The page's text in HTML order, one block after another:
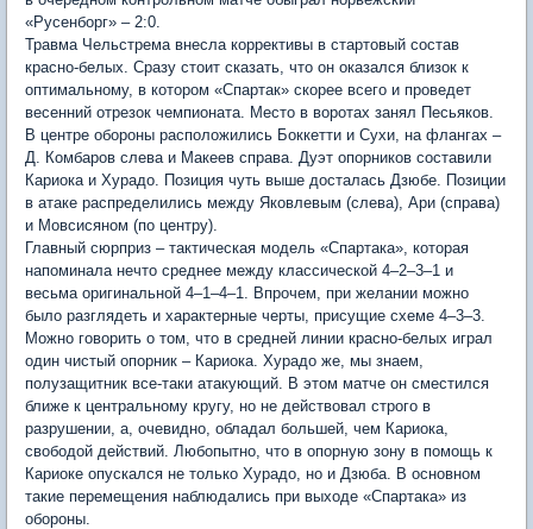
«Русенборг» – 2:0.
Травма Чельстрема внесла коррективы в стартовый состав
красно-белых. Сразу стоит сказать, что он оказался близок к
оптимальному, в котором «Спартак» скорее всего и проведет
весенний отрезок чемпионата. Место в воротах занял Песьяков.
В центре обороны расположились Боккетти и Сухи, на флангах –
Д. Комбаров слева и Макеев справа. Дуэт опорников составили
Кариока и Хурадо. Позиция чуть выше досталась Дзюбе. Позиции
в атаке распределились между Яковлевым (слева), Ари (справа)
и Мовсисяном (по центру).
Главный сюрприз – тактическая модель «Спартака», которая
напоминала нечто среднее между классической 4–2–3–1 и
весьма оригинальной 4–1–4–1. Впрочем, при желании можно
было разглядеть и характерные черты, присущие схеме 4–3–3.
Можно говорить о том, что в средней линии красно-белых играл
один чистый опорник – Кариока. Хурадо же, мы знаем,
полузащитник все-таки атакующий. В этом матче он сместился
ближе к центральному кругу, но не действовал строго в
разрушении, а, очевидно, обладал большей, чем Кариока,
свободой действий. Любопытно, что в опорную зону в помощь к
Кариоке опускался не только Хурадо, но и Дзюба. В основном
такие перемещения наблюдались при выходе «Спартака» из
обороны.